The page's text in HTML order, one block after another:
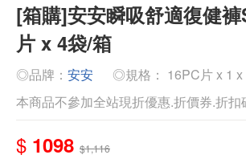
[箱購]安安瞬吸舒適復健
片 x 4袋/箱
◎品牌： 安安
◎規格： 16PC片 x 1 x
本商品不參加全站現折優惠.折價券.折扣
$ 1098 $1,116